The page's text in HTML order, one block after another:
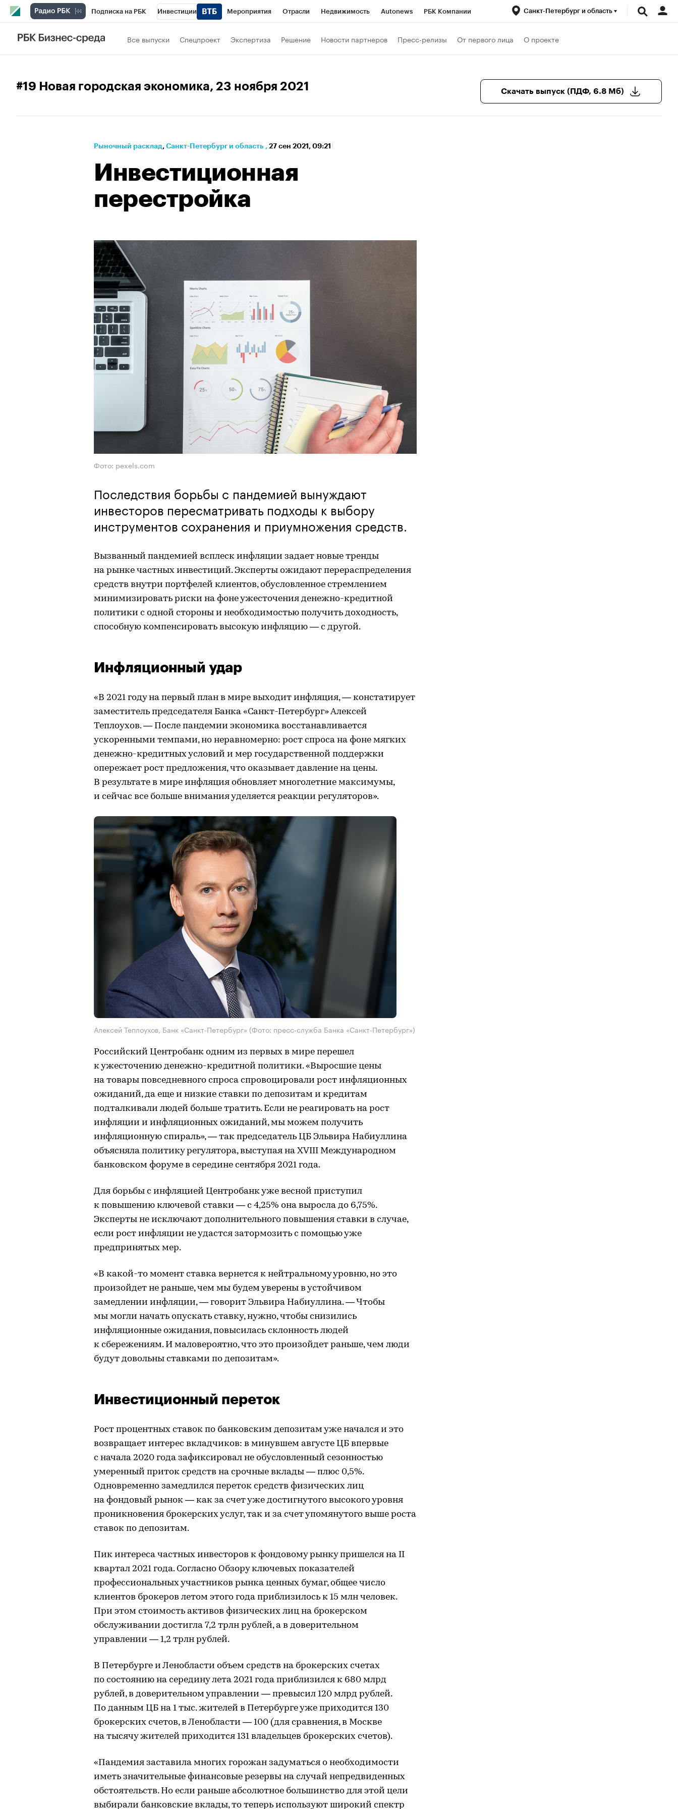
Подписка на РБК Инвестиции Мероприятия Отрасли Недвижимость Autonews РБК Компании
Телеканал
Франшизы Спецпроекты
Санкт-Петербург и область
Все выпуски Спецпроект Экспертиза Решение Новости партнеров Пресс-релизы От первого лица О проекте
#19 Новая городская экономика, 23 ноября 2021 Скачать выпуск (ПДФ, 6.8 Мб)
Рыночный расклад⁠, Санкт-Петербург и область , 27 сен 2021, 09:21
Инвестиционная
перестройка
Фото: pexels.com
Последствия борьбы с пандемией вынуждают
инвесторов пересматривать подходы к выбору
инструментов сохранения и приумножения средств.
Вызванный пандемией всплеск инфляции задает новые тренды
на рынке частных инвестиций. Эксперты ожидают перераспределения
средств внутри портфелей клиентов, обусловленное стремлением
минимизировать риски на фоне ужесточения денежно-кредитной
политики с одной стороны и необходимостью получить доходность,
способную компенсировать высокую инфляцию — с другой.
Инфляционный удар
«В 2021 году на первый план в мире выходит инфляция, — констатирует
заместитель председателя Банка «Санкт-Петербург» Алексей
Теплоухов. — После пандемии экономика восстанавливается
ускоренными темпами, но неравномерно: рост спроса на фоне мягких
денежно-кредитных условий и мер государственной поддержки
опережает рост предложения, что оказывает давление на цены.
В результате в мире инфляция обновляет многолетние максимумы,
и сейчас все больше внимания уделяется реакции регуляторов».
Алексей Теплоухов, Банк «Санкт-Петербург» (Фото: пресс-служба Банка «Санкт-Петербург»)
Российский Центробанк одним из первых в мире перешел
к ужесточению денежно-кредитной политики. «Выросшие цены
на товары повседневного спроса спровоцировали рост инфляционных
ожиданий, да еще и низкие ставки по депозитам и кредитам
подталкивали людей больше тратить. Если не реагировать на рост
инфляции и инфляционных ожиданий, мы можем получить
инфляционную спираль», — так председатель ЦБ Эльвира Набиуллина
объясняла политику регулятора, выступая на XVIII Международном
банковском форуме в середине сентября 2021 года.
Для борьбы с инфляцией Центробанк уже весной приступил
к повышению ключевой ставки — с 4,25% она выросла до 6,75%.
Эксперты не исключают дополнительного повышения ставки в случае,
если рост инфляции не удастся затормозить с помощью уже
предпринятых мер.
«В какой-то момент ставка вернется к нейтральному уровню, но это
произойдет не раньше, чем мы будем уверены в устойчивом
замедлении инфляции, — говорит Эльвира Набиуллина. — Чтобы
мы могли начать опускать ставку, нужно, чтобы снизились
инфляционные ожидания, повысилась склонность людей
к сбережениям. И маловероятно, что это произойдет раньше, чем люди
будут довольны ставками по депозитам».
Инвестиционный переток
Рост процентных ставок по банковским депозитам уже начался и это
возвращает интерес вкладчиков: в минувшем августе ЦБ впервые
с начала 2020 года зафиксировал не обусловленный сезонностью
умеренный приток средств на срочные вклады — плюс 0,5%.
Одновременно замедлился переток средств физических лиц
на фондовый рынок — как за счет уже достигнутого высокого уровня
проникновения брокерских услуг, так и за счет упомянутого выше роста
ставок по депозитам.
Пик интереса частных инвесторов к фондовому рынку пришелся на II
квартал 2021 года. Согласно Обзору ключевых показателей
профессиональных участников рынка ценных бумаг, общее число
клиентов брокеров летом этого года приблизилось к 15 млн человек.
При этом стоимость активов физических лиц на брокерском
обслуживании достигла 7,2 трлн рублей, а в доверительном
управлении — 1,2 трлн рублей.
В Петербурге и Ленобласти объем средств на брокерских счетах
по состоянию на середину лета 2021 года приблизился к 680 млрд
рублей, в доверительном управлении — превысил 120 млрд рублей.
По данным ЦБ на 1 тыс. жителей в Петербурге уже приходится 130
брокерских счетов, в Ленобласти — 100 (для сравнения, в Москве
на тысячу жителей приходится 131 владельцев брокерских счетов).
«Пандемия заставила многих горожан задуматься о необходимости
иметь значительные финансовые резервы на случай непредвиденных
обстоятельств. Но если раньше абсолютное большинство для этой цели
выбирали банковские вклады, то теперь используют широкий спектр